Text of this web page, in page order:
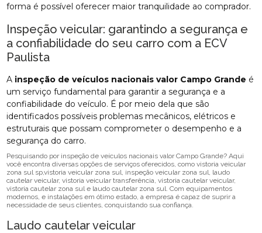
forma é possível oferecer maior tranquilidade ao comprador.
Inspeção veicular: garantindo a segurança e
a confiabilidade do seu carro com a ECV
Paulista
A inspeção de veículos nacionais valor Campo Grande é
um serviço fundamental para garantir a segurança e a
confiabilidade do veículo. É por meio dela que são
identificados possíveis problemas mecânicos, elétricos e
estruturais que possam comprometer o desempenho e a
segurança do carro.
Pesquisando por inspeção de veículos nacionais valor Campo Grande? Aqui
você encontra diversas opções de serviços oferecidos, como vistoria veicular
zona sul sp,vistoria veicular zona sul, inspeção veicular zona sul, laudo
cautelar veicular, vistoria veicular transferência, vistoria cautelar veicular,
vistoria cautelar zona sul e laudo cautelar zona sul. Com equipamentos
modernos, e instalações em ótimo estado, a empresa é capaz de suprir a
necessidade de seus clientes, conquistando sua confiança.
Laudo cautelar veicular